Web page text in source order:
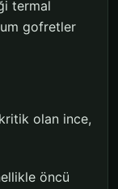
termal
gofretler
olan ince,
öncü